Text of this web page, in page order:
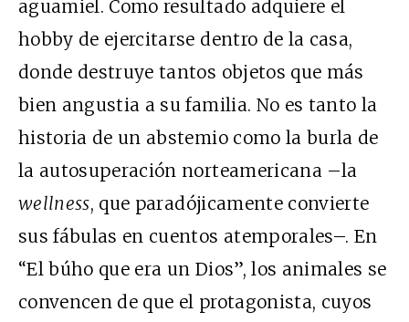
aguamiel. Como resultado adquiere el
hobby de ejercitarse dentro de la casa,
donde destruye tantos objetos que más
bien angustia a su familia. No es tanto la
historia de un abstemio como la burla de
la autosuperación norteamericana –la
wellness, que paradójicamente convierte
sus fábulas en cuentos atemporales–. En
“El búho que era un Dios”, los animales se
convencen de que el protagonista, cuyos